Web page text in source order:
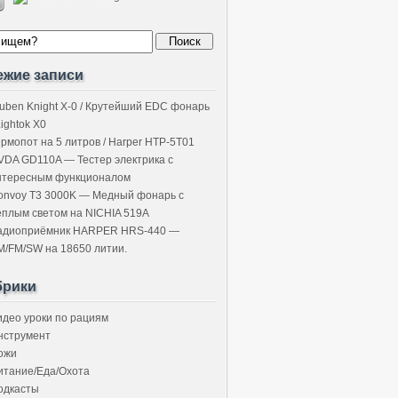
записи
Knight X-0 / Крутейший EDC фонарь
X0
на 5 литров / Harper HTP-5T01
GD110A — Тестер электрика с
функционалом
T3 3000K — Медный фонарь с
светом на NICHIA 519A
HARPER HRS-440 —
FM/SW на 18650 литии.
уроки по рациям
Еда/Охота